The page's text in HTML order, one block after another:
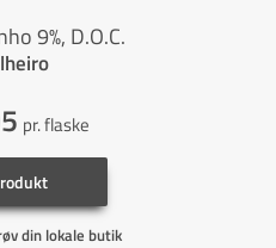
9%, D.O.C.
pr. flaske
din lokale butik